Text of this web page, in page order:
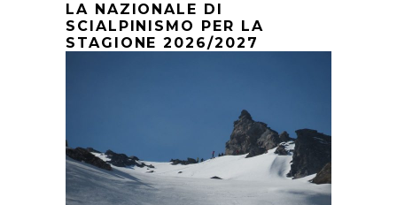
LA NAZIONALE DI
SCIALPINISMO PER LA
STAGIONE 2026/2027